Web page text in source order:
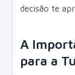
decisão te
A
para a